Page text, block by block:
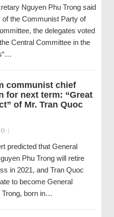
Nguyen Phu Trong said
the Communist Party of
the delegates voted
Central Committee in the
communist chief
for next term: “Great
of Mr. Tran Quoc
|
predicted that General
Phu Trong will retire
in 2021, and Tran Quoc
to become General
Trong, born in…